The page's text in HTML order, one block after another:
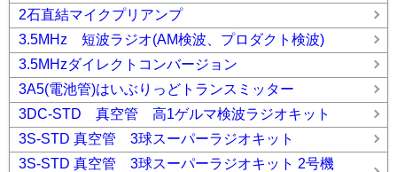
2石直結マイクプリアンプ
3.5MHz 短波ラジオ(AM検波、プロダクト検波)
3.5MHzダイレクトコンバージョン
3A5(電池管)はいぶりっどトランスミッター
3DC-STD 真空管 高1ゲルマ検波ラジオキット
3S-STD 真空管 3球スーパーラジオキット
3S-STD 真空管 3球スーパーラジオキット 2号機